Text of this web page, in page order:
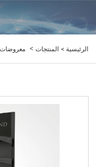
الرئيسية > المنتجات > معروضات